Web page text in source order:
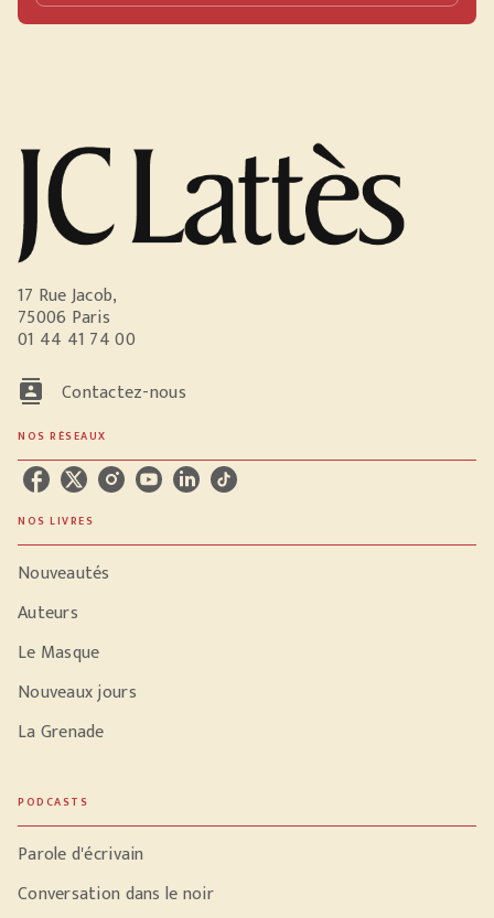
17 Rue Jacob,
75006 Paris
01 44 41 74 00
contacts Contactez-nous
NOS RÉSEAUX
NOS LIVRES
Nouveautés
Auteurs
Le Masque
Nouveaux jours
La Grenade
PODCASTS
Parole d'écrivain
Conversation dans le noir